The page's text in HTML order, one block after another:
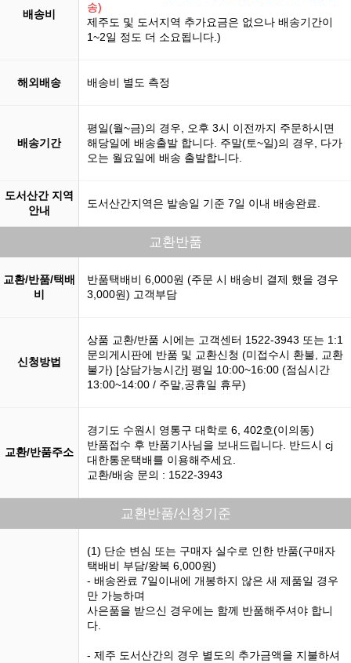
배송비
송)
제주도 및 도서지역 추가요금은 없으나 배송기간이
1~2일 정도 더 소요됩니다.)
해외배송 배송비 별도 측정
배송기간
평일(월~금)의 경우, 오후 3시 이전까지 주문하시면
해당일에 배송출발 합니다. 주말(토~일)의 경우, 다가
오는 월요일에 배송 출발합니다.
도서산간 지역
안내
도서산간지역은 발송일 기준 7일 이내 배송완료.
교환반품
교환/반품/택배
비
반품택배비 6,000원 (주문 시 배송비 결제 했을 경우
3,000원) 고객부담
신청방법
상품 교환/반품 시에는 고객센터 1522-3943 또는 1:1
문의게시판에 반품 및 교환신청 (미접수시 환불, 교환
불가) [상담가능시간] 평일 10:00~16:00 (점심시간
13:00~14:00 / 주말,공휴일 휴무)
교환/반품주소
경기도 수원시 영통구 대학로 6, 402호(이의동)
반품접수 후 반품기사님을 보내드립니다. 반드시 cj
대한통운택배를 이용해주세요.
교환/배송 문의 : 1522-3943
교환반품/신청기준
(1) 단순 변심 또는 구매자 실수로 인한 반품(구매자
택배비 부담/왕복 6,000원)
- 배송완료 7일이내에 개봉하지 않은 새 제품일 경우
만 가능하며
사은품을 받으신 경우에는 함께 반품해주셔야 합니
다.
- 제주 도서산간의 경우 별도의 추가금액을 지불하셔